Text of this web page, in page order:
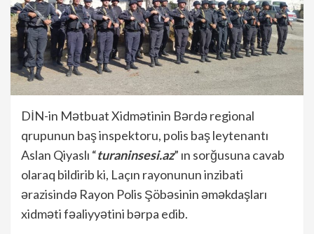
DİN-in Mətbuat Xidmətinin Bərdə regional
qrupunun baş inspektoru, polis baş leytenantı
Aslan Qiyaslı “turaninsesi.az” ın sorğusuna cavab
olaraq bildirib ki, Laçın rayonunun inzibati
ərazisində Rayon Polis Şöbəsinin əməkdaşları
xidməti fəaliyyətini bərpa edib.